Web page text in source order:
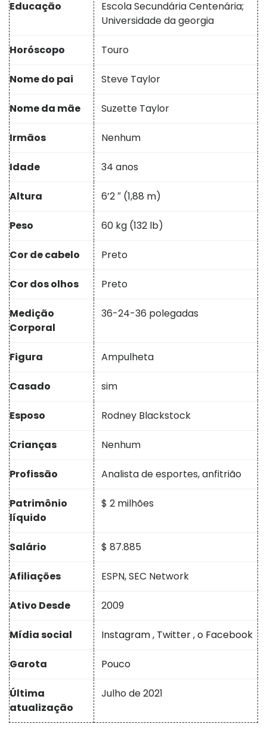
Educação
Escola Secundária Centenária;
Universidade da georgia
Horóscopo Touro
Nome do pai Steve Taylor
Nome da mãe Suzette Taylor
Irmãos Nenhum
Idade 34 anos
Altura 6’2 ″ (1,88 m)
Peso 60 kg (132 lb)
Cor de cabelo Preto
Cor dos olhos Preto
Medição
Corporal
36-24-36 polegadas
Figura Ampulheta
Casado sim
Esposo Rodney Blackstock
Crianças Nenhum
Profissão Analista de esportes, anfitrião
Patrimônio
líquido
$ 2 milhões
Salário $ 87.885
Afiliações ESPN, SEC Network
Ativo Desde 2009
Mídia social Instagram, Twitter,o Facebook
Garota Pouco
Última
atualização
Julho de 2021